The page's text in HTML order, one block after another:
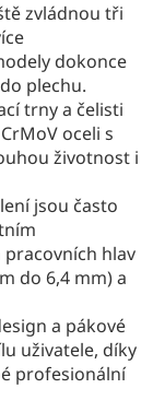
zvládnou tři
dokonce
plechu.
trny a čelisti
oceli s
životnost i
jsou často
hlav
do 6,4 mm) a
a pákové
uživatele, díky
profesionální